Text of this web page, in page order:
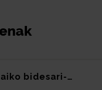
bidesari-